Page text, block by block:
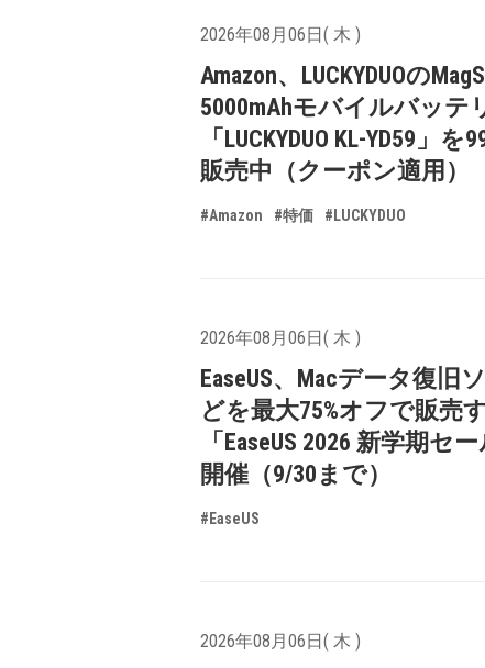
2026年08月06日( 木 )
Amazon、LUCKYDUOの
5000mAhモバイルバッテ
「LUCKYDUO KL-YD59」を
販売中（クーポン適用）
#Amazon #特価 #LUCKYDUO
2026年08月06日( 木 )
EaseUS、Macデータ復旧
どを最大75%オフで販売
「EaseUS 2026 新学期セ
開催（9/30まで）
#EaseUS
2026年08月06日( 木 )